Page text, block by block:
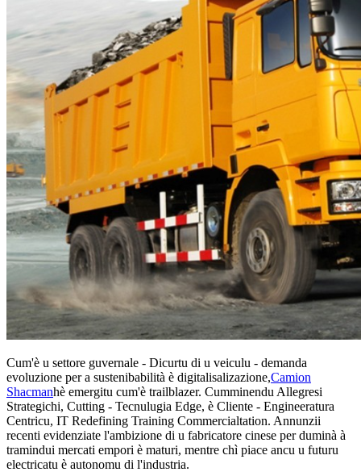
Cum'è u settore guvernale - Dicurtu di u veiculu - demanda
evoluzione per a sustenibabilità è digitalisalizazione,Camion
Shacmanhè emergitu cum'è trailblazer. Cumminendu Allegresi
Strategichi, Cutting - Tecnulugia Edge, è Cliente - Engineeratura
Centricu, IT Redefining Training Commercialtation. Annunzii
recenti evidenziate l'ambizione di u fabricatore cinese per duminà à
tramindui mercati empori è maturi, mentre chì piace ancu u futuru
electricatu è autonomu di l'industria.